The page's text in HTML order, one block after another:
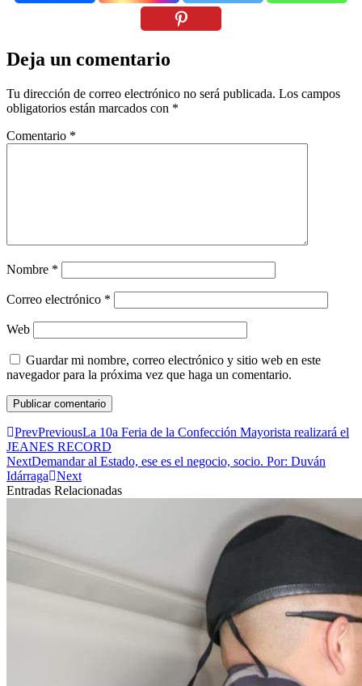
Deja un comentario
Tu dirección de correo electrónico no será publicada. Los campos
obligatorios están marcados con *
Comentario *
Nombre *
Correo electrónico *
Web
Guardar mi nombre, correo electrónico y sitio web en este
navegador para la próxima vez que haga un comentario.
PrevPreviousLa 10a Feria de la Confección Mayorista realizará el
JEANES RECORD
NextDemandar al Estado, ese es el negocio, socio. Por: Duván
Idárraga
Next
Entradas Relacionadas